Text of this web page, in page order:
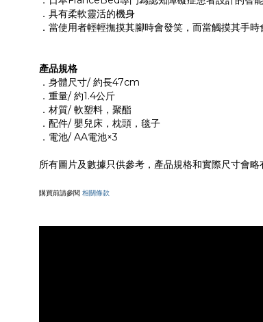
．具有柔軟靈活的機身
．當使用者輕輕撫摸其腳時會發笑，而當觸摸其手時
產品規格
．身體尺寸/ 約長47cm
．重量/ 約1.4公斤
．材質/ 軟塑料，聚酯
．配件/ 嬰兒床，枕頭，毯子
．電池/ AA電池×3
所有圖片及數據只供參考，產品規格和實際尺寸會
購買前請參閱 相關條款